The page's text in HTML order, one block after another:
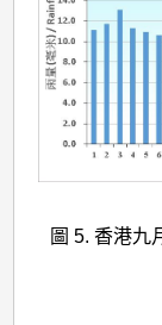
圖 5. 香港九